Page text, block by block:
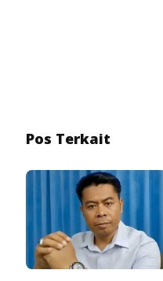
Pos Terkait